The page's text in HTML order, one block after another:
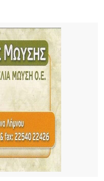
επιδοτήσεις έως
και συλλογικών
και για τη Λήμνο
της Νέας
και
2026 |
– Η Λήμνος στο